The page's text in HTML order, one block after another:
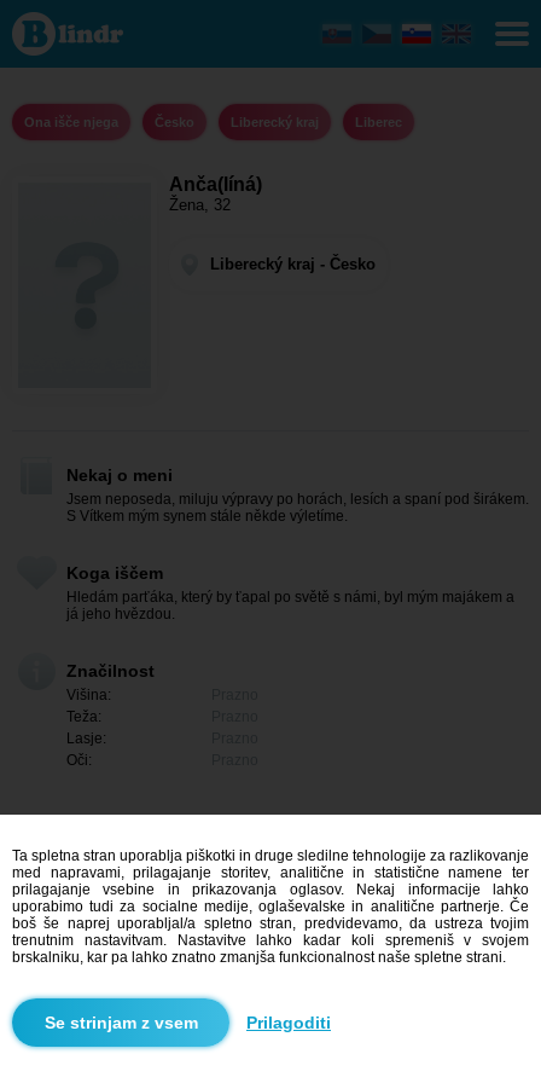
Anča(líná)
- Ona išče
njega
Liberecký
Liberec
Ona išče njega Česko Liberecký kraj Liberec
Anča(líná)
Žena, 32
Liberecký kraj - Česko
Nekaj o meni
Jsem neposeda, miluju výpravy po horách, lesích a spaní pod širákem.
S Vítkem mým synem stále někde výletíme.
Koga iščem
Hledám parťáka, který by ťapal po světě s námi, byl mým majákem a
já jeho hvězdou.
Značilnost
Višina:
Teža:
Lasje:
Oči:
Ta spletna stran uporablja piškotki in druge sledilne tehnologije za razlikovanje
med napravami, prilagajanje storitev, analitične in statistične namene ter
prilagajanje vsebine in prikazovanja oglasov. Nekaj informacije lahko
uporabimo tudi za socialne medije, oglaševalske in analitične partnerje. Če
boš še naprej uporabljal/a spletno stran, predvidevamo, da ustreza tvojim
trenutnim nastavitvam. Nastavitve lahko kadar koli spremeniš v svojem
brskalniku, kar pa lahko znatno zmanjša funkcionalnost naše spletne strani.
Prilagoditi